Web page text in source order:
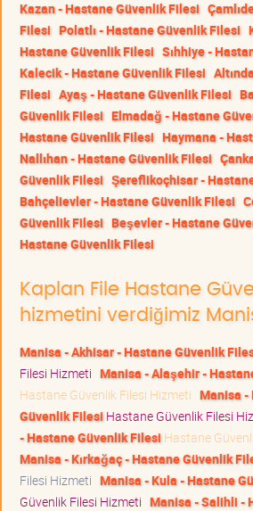
Kazan - Hastane Güvenlik Filesi
Filesi Polatlı - Hastane Güvenlik Filesi
Hastane Güvenlik Filesi Sıhhiye -
Kalecik - Hastane Güvenlik Filesi
Filesi Ayaş - Hastane Güvenlik Filesi
Güvenlik Filesi Elmadağ - Hastane
Hastane Güvenlik Filesi Haymana -
Nallıhan - Hastane Güvenlik Filesi
Güvenlik Filesi Şereflikoçhisar -
Bahçelievler - Hastane Güvenlik Filesi
Güvenlik Filesi Beşevler - Hastane
Hastane Güvenlik Filesi
Kaplan File Hastane
hizmetini verdiğimiz
Manisa - Akhisar - Hastane Güvenlik
Filesi Hizmeti Manisa - Alaşehir -
Hastane Güvenlik Filesi Hizmeti Manisa -
Güvenlik Filesi Hastane Güvenlik Filesi
- Hastane Güvenlik Filesi Hastane
Manisa - Kırkağaç - Hastane Güvenlik
Filesi Hizmeti Manisa - Kula - Hastane
Güvenlik Filesi Hizmeti Manisa - Salihli -